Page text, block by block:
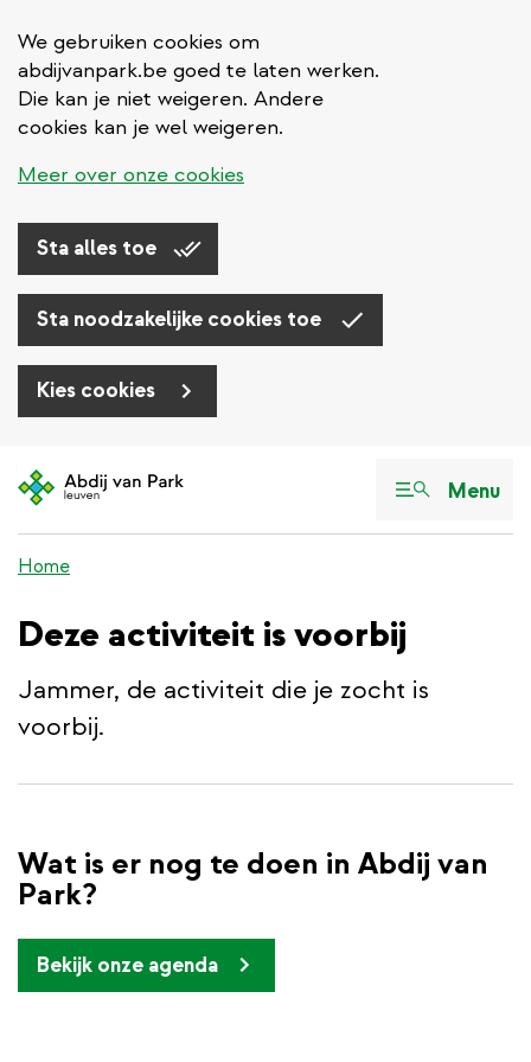
We gebruiken cookies om
abdijvanpark.be goed te laten werken.
Die kan je niet weigeren. Andere
cookies kan je wel weigeren.
Meer over onze cookies
Sta alles toe
Sta noodzakelijke cookies toe
Kies cookies
en
inhoud
Menu
Home
Deze activiteit is voorbij
Jammer, de activiteit die je zocht is
voorbij.
Wat is er nog te doen in Abdij van
Park?
Bekijk onze agenda